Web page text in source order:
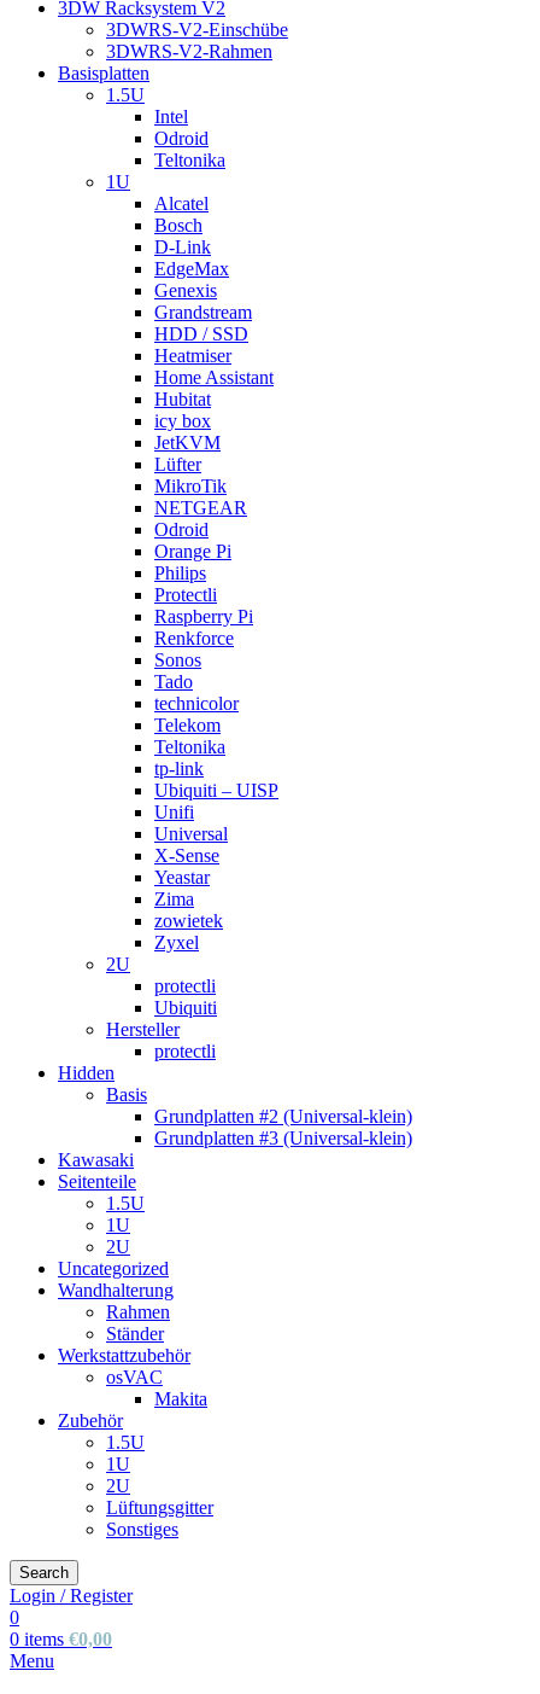
3DW Racksystem V2
3DWRS-V2-Einschübe
3DWRS-V2-Rahmen
Basisplatten
1.5U
Intel
Odroid
Teltonika
1U
Alcatel
Bosch
D-Link
EdgeMax
Genexis
Grandstream
HDD / SSD
Heatmiser
Home Assistant
Hubitat
icy box
JetKVM
Lüfter
MikroTik
NETGEAR
Odroid
Orange Pi
Philips
Protectli
Raspberry Pi
Renkforce
Sonos
Tado
technicolor
Telekom
Teltonika
tp-link
Ubiquiti – UISP
Unifi
Universal
X-Sense
Yeastar
Zima
zowietek
Zyxel
2U
protectli
Ubiquiti
Hersteller
protectli
Hidden
Basis
Grundplatten #2 (Universal-klein)
Grundplatten #3 (Universal-klein)
Kawasaki
Seitenteile
1.5U
1U
2U
Uncategorized
Wandhalterung
Rahmen
Ständer
Werkstattzubehör
osVAC
Makita
Zubehör
1.5U
1U
2U
Lüftungsgitter
Sonstiges
Search
Login / Register
0
0 items €0,00
Menu